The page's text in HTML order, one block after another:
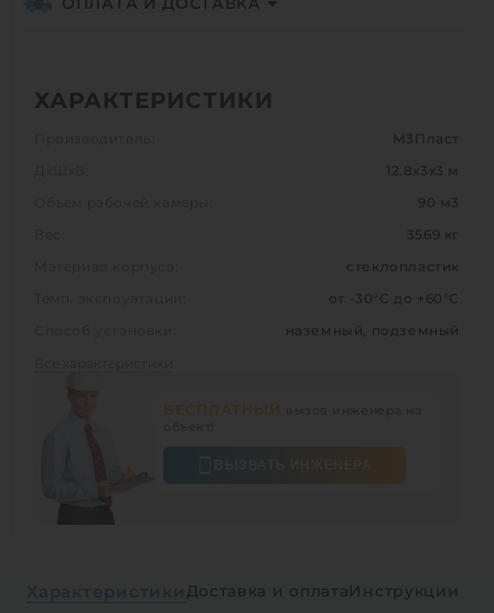
ХАРАКТЕРИСТИКИ
М3Пласт
12.8х3х3 м
90 м3
3569 кг
стеклопластик
от -30°C до +60°C
наземный, подземный
Доставка и оплатаИнструкции